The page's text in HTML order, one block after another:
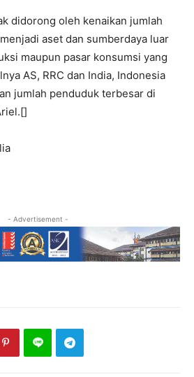
didorong oleh kenaikan jumlah
aset dan sumberdaya luar
maupun pasar konsumsi yang
AS, RRC dan India, Indonesia
jumlah penduduk terbesar di
- Advertisement -